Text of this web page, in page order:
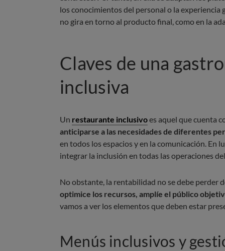
los conocimientos del personal o la experiencia
no gira en torno al producto final, como en la
Claves de una
inclusiva
Un restaurante inclusivoes aquel que cuenta
anticiparse a las necesidades de diferentes
en todos los espacios y en la comunicación. En
integrar la inclusión en todas las operaciones
No obstante, la rentabilidad no se debe perder
optimice los recursos, amplíe el público
vamos a ver los elementos que deben estar
Menús inclusivos y